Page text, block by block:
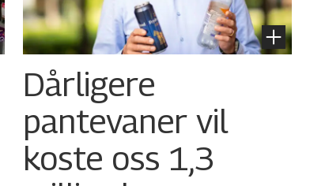
Dårligere
pantevaner vil
koste oss 1,3